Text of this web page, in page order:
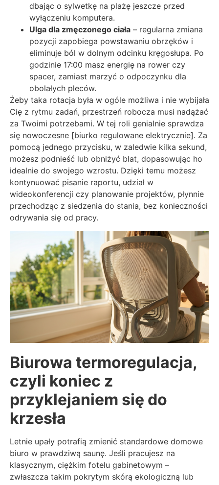
dbając o sylwetkę na plażę jeszcze przed
wyłączeniu komputera.
Ulga dla zmęczonego ciała – regularna zmiana
pozycji zapobiega powstawaniu obrzęków i
eliminuje ból w dolnym odcinku kręgosłupa. Po
godzinie 17:00 masz energię na rower czy
spacer, zamiast marzyć o odpoczynku dla
obolałych pleców.
Żeby taka rotacja była w ogóle możliwa i nie wybijała
Cię z rytmu zadań, przestrzeń robocza musi nadążać
za Twoimi potrzebami. W tej roli genialnie sprawdza
się nowoczesne [biurko regulowane elektrycznie]. Za
pomocą jednego przycisku, w zaledwie kilka sekund,
możesz podnieść lub obniżyć blat, dopasowując ho
idealnie do swojego wzrostu. Dzięki temu możesz
kontynuować pisanie raportu, udział w
wideokonferencji czy planowanie projektów, płynnie
przechodząc z siedzenia do stania, bez konieczności
odrywania się od pracy.
Biurowa termoregulacja,
czyli koniec z
przyklejaniem się do
krzesła
Letnie upały potrafią zmienić standardowe domowe
biuro w prawdziwą saunę. Jeśli pracujesz na
klasycznym, ciężkim fotelu gabinetowym –
zwłaszcza takim pokrytym skórą ekologiczną lub